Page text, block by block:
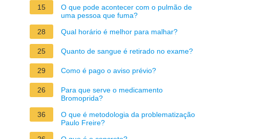
15
O que pode acontecer com o pulmão de
uma pessoa que fuma?
28
Qual horário é melhor para malhar?
25 Quanto de sangue é retirado no exame?
29 Como é pago o aviso prévio?
26
Para que serve o medicamento
Bromoprida?
36
O que é metodologia da problematização
Paulo Freire?